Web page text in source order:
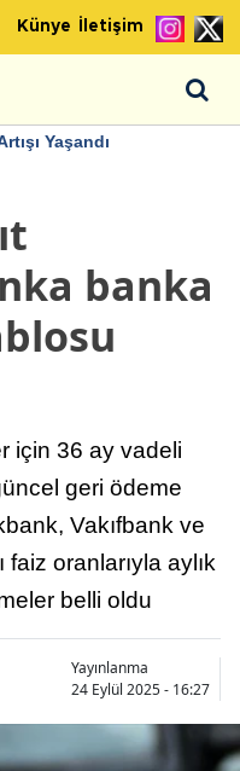
Künye İletişim
Yaşandı
banka
için 36 ay vadeli
geri ödeme
Vakıfbank ve
faiz oranlarıyla aylık
belli oldu
Yayınlanma
24 Eylül 2025 - 16:27